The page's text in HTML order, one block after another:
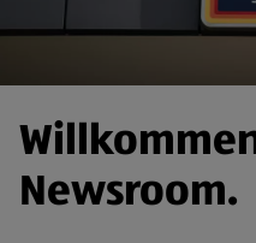
Newsroom.